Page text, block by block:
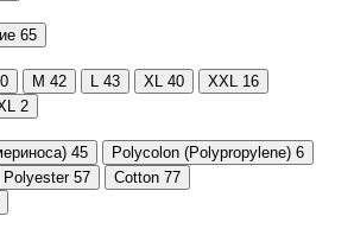
65
M 42 L 43 XL 40 XXL 16
2
45 Polycolon (Polypropylene) 6
Polyester 57 Cotton 77